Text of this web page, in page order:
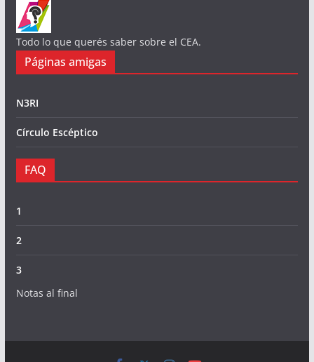
Todo lo que querés saber sobre el CEA.
Páginas amigas
N3RI
Círculo Escéptico
FAQ
1
2
3
Notas al final